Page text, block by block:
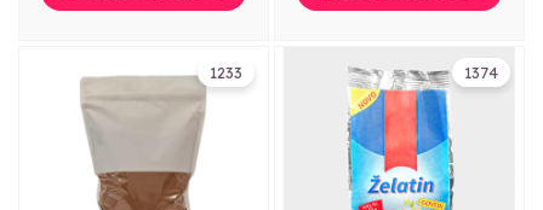
1233 1374